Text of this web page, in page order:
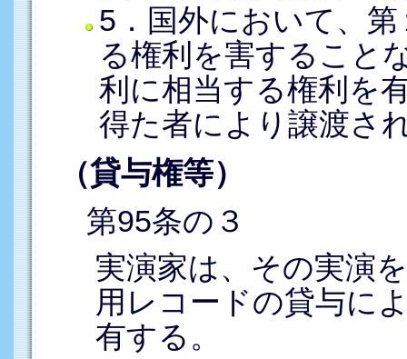
5．国外において、
る権利を害すること
利に相当する権利を
得た者により譲渡さ
（貸与権等）
第95条の３
実演家は、その実演
用レコードの貸与に
有する。